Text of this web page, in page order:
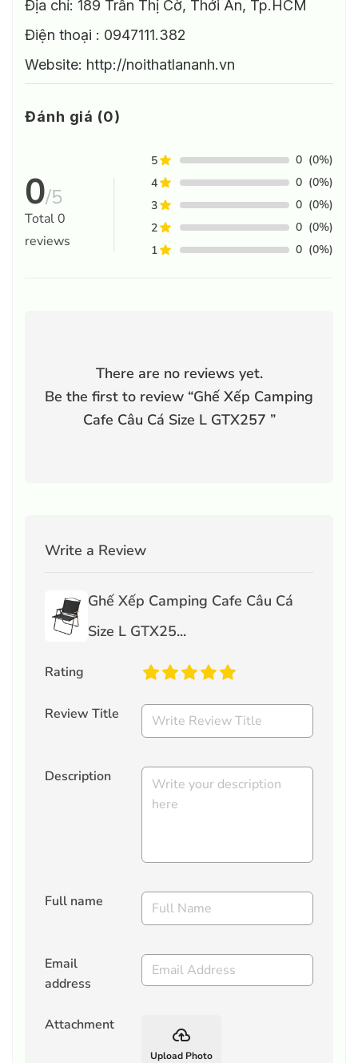
Địa chỉ: 189 Trần Thị Cờ, Thới An, Tp.HCM
Điện thoại : 0947111.382
Website: http://noithatlananh.vn
Đánh giá (0)
0/5
Total0
reviews
5 0 (0%)
4
0 (0%)
3
0 (0%)
2
0 (0%)
1
0 (0%)
There are no reviews yet.
Be the first to review “Ghế Xếp Camping
Cafe Câu Cá Size L GTX257 ”
Write a Review
Ghế Xếp Camping Cafe Câu Cá
Size L GTX25...
Rating
Review Title
Description
Full name
Email
address
Attachment backup
Upload Photo